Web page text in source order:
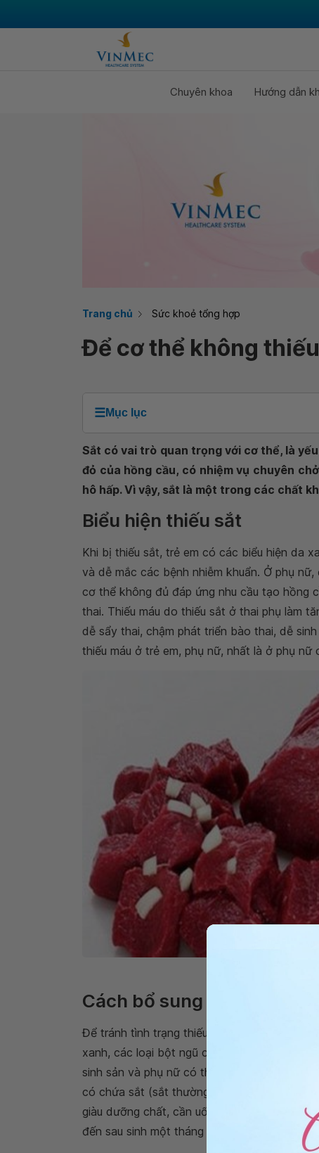
Chuyên khoa Hướng dẫn
Trang chủ Sức khoẻ tổng hợp
Để cơ thể không
☰Mục lục
Sắt có vai trò quan trọng với cơ thể, là
đỏ của hồng cầu, có nhiệm vụ chuyên
hô hấp. Vì vậy, sắt là một trong các chất
Biểu hiện thiếu sắt
Khi bị thiếu sắt, trẻ em có các biểu hiện da
và dễ mắc các bệnh nhiễm khuẩn. Ở phụ
cơ thể không đủ đáp ứng nhu cầu tạo hồng
thai. Thiếu máu do thiếu sắt ở thai phụ làm
dễ sẩy thai, chậm phát triển bào thai, dễ
thiếu máu ở trẻ em, phụ nữ, nhất là ở phụ nữ
Cách bổ sung sắt
Để tránh tình trạng thiếu sắt, nên ăn các
xanh, các loại bột ngũ cốc đã được bổ sung
sinh sản và phụ nữ có thai hoàn toàn có
có chứa sắt (sắt thường dùng là sắt II
giàu dưỡng chất, cần uống bổ sung viên
đến sau sinh một tháng (cần bổ sung acid